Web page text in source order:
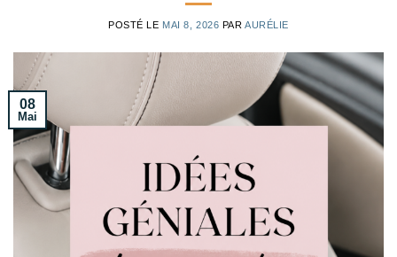
POSTÉ LE MAI 8, 2026 PARAURÉLIE
08
Mai